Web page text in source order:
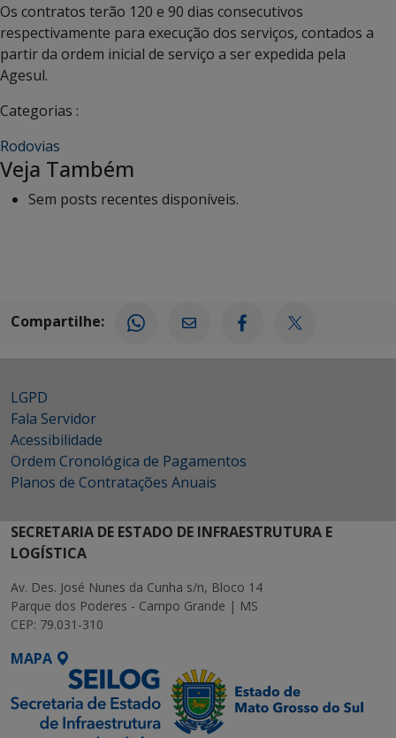
Os contratos terão 120 e 90 dias consecutivos
respectivamente para execução dos serviços, contados a
partir da ordem inicial de serviço a ser expedida pela
Agesul.
Categorias :
Rodovias
Veja Também
Sem posts recentes disponíveis.
Compartilhe:
LGPD
Fala Servidor
Acessibilidade
Ordem Cronológica de Pagamentos
Planos de Contratações Anuais
SECRETARIA DE ESTADO DE INFRAESTRUTURA E
LOGÍSTICA
Av. Des. José Nunes da Cunha s/n, Bloco 14
Parque dos Poderes - Campo Grande | MS
CEP: 79.031-310
MAPA